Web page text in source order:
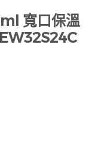
寬口保溫